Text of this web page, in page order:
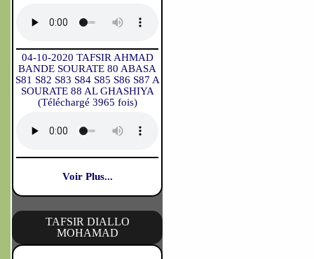
04-10-2020 TAFSIR AHMAD
BANDE SOURATE 80 ABASA
S81 S82 S83 S84 S85 S86 S87 A
SOURATE 88 AL GHASHIYA
(Téléchargé 3965 fois)
Voir Plus...
TAFSIR DIALLO
MOHAMAD